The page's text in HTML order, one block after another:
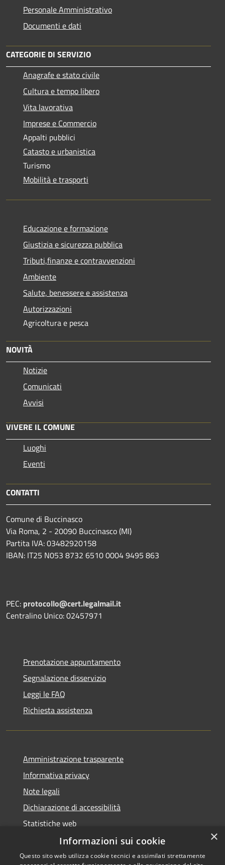
Personale Amministrativo
Documenti e dati
CATEGORIE DI SERVIZIO
Anagrafe e stato civile
Cultura e tempo libero
Vita lavorativa
Imprese e Commercio
Appalti pubblici
Catasto e urbanistica
Turismo
Mobilità e trasporti
Educazione e formazione
Giustizia e sicurezza pubblica
Tributi,finanze e contravvenzioni
Ambiente
Salute, benessere e assistenza
Autorizzazioni
Agricoltura e pesca
NOVITÀ
Notizie
Comunicati
Avvisi
VIVERE IL COMUNE
Luoghi
Eventi
CONTATTI
Comune di Buccinasco
Via Roma, 2 - 20090 Buccinasco (MI)
Partita IVA: 03482920158
IBAN: IT25 N053 8732 6510 0004 9495 863
PEC: protocollo@cert.legalmail.it
Centralino Unico: 02457971
Prenotazione appuntamento
Segnalazione disservizio
Leggi le FAQ
Richiesta assistenza
Amministrazione trasparente
Informativa privacy
Note legali
Dichiarazione di accessibilità
Statistiche web
×
Informazioni sui cookie
Questo sito web utilizza cookie tecnici e assimilati strettamente